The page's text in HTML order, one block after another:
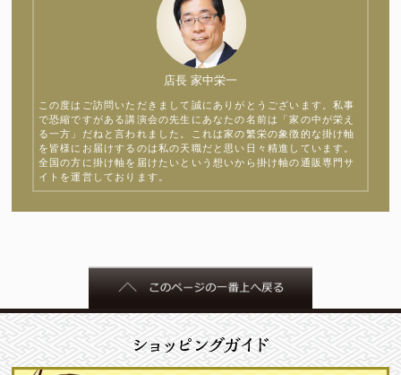
店長 家中栄一
この度はご訪問いただきまして誠にありがとうございます。私事
で恐縮ですがある講演会の先生にあなたの名前は「家の中が栄え
る一方」だねと言われました。これは家の繁栄の象徴的な掛け軸
を皆様にお届けするのは私の天職だと思い日々精進しています。
全国の方に掛け軸を届けたいという想いから掛け軸の通販専門サ
イトを運営しております。